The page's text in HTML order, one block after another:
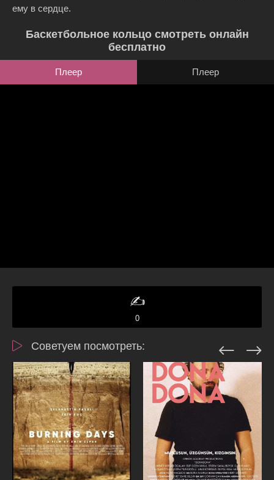
ему в сердце.
Баскетбольное кольцо смотреть онлайн
бесплатно
Плеер Плеер
✍️
0
Советуем посмотреть: